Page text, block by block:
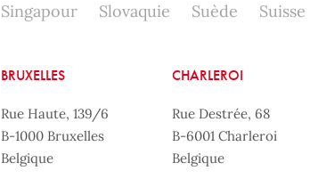
Singapour
Slovaquie Suède Suisse
BRUXELLES
Rue Haute, 139/6
B-1000 Bruxelles
Belgique
CHARLEROI
Rue Destrée, 68
B-6001 Charleroi
Belgique